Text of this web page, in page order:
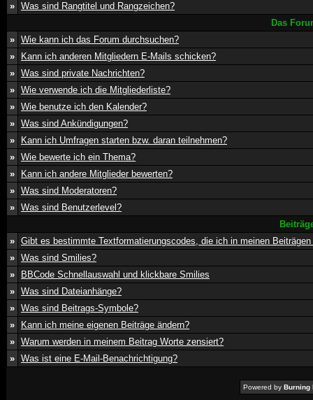
» Was sind Rangtitel und Rangzeichen?
Das
» Wie kann ich das Forum durchsuchen?
»
Kann ich anderen Mitgliedern E-Mails schicken?
» Was sind private Nachrichten?
» Wie verwende ich die Mitgliederliste?
» Wie benutze ich den Kalender?
» Was sind Ankündigungen?
»
Kann ich Umfragen starten bzw. daran teilnehmen?
» Wie bewerte ich ein Thema?
»
Kann ich andere Mitglieder bewerten?
» Was sind Moderatoren?
» Was sind Benutzerlevel?
» Gibt es bestimmte Textformatierungscodes, die ich in meinen
» Was sind Smilies?
»
BBCode Schnellauswahl und klickbare Smilies
» Was sind Dateianhänge?
» Was sind Beitrags-Symbole?
»
Kann ich meine eigenen Beiträge ändern?
» Warum werden in meinem Beitrag Worte zensiert?
» Was ist eine E-Mail-Benachrichtigung?
Powered by Burning